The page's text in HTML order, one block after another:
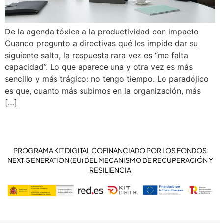
De la agenda tóxica a la productividad con impacto
Cuando pregunto a directivas qué les impide dar su
siguiente salto, la respuesta rara vez es “me falta
capacidad”. Lo que aparece una y otra vez es más
sencillo y más trágico: no tengo tiempo. Lo paradójico
es que, cuanto más subimos en la organización, más
[…]
PROGRAMA KIT DIGITAL COFINANCIADO POR LOS FONDOS
NEXT GENERATION (EU) DEL MECANISMO DE RECUPERACIÓN Y
RESILIENCIA